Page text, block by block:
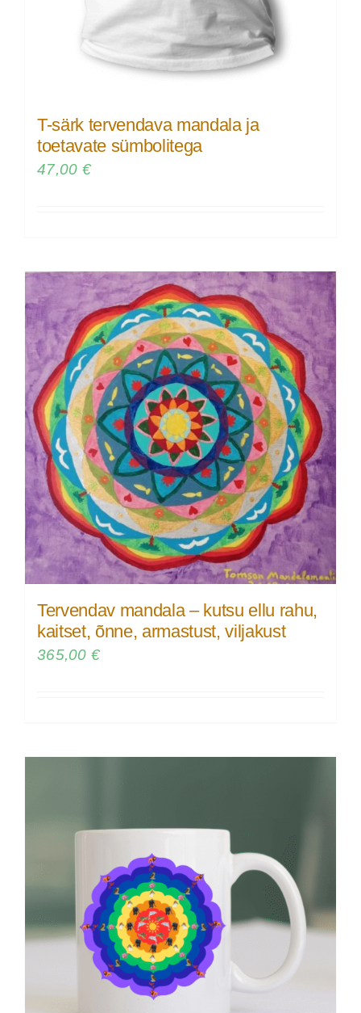
T-särk tervendava mandala ja
toetavate sümbolitega
47,00 €
Tervendav mandala – kutsu ellu rahu,
kaitset, õnne, armastust, viljakust
365,00 €